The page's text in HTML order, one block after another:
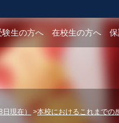
験生の方へ 在校生の方へ
現在） 本校におけるこれまでの